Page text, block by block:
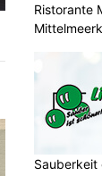
Ristorante
Sauberkeit